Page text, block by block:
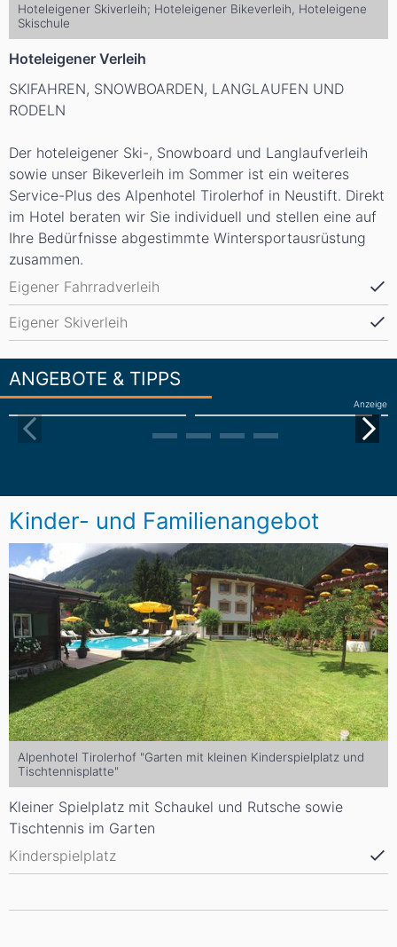
Hoteleigener Skiverleih; Hoteleigener Bikeverleih, Hoteleigene
Skischule
Hoteleigener Verleih
SKIFAHREN, SNOWBOARDEN, LANGLAUFEN UND
RODELN
Der hoteleigener Ski-, Snowboard und Langlaufverleih
sowie unser Bikeverleih im Sommer ist ein weiteres
Service-Plus des Alpenhotel Tirolerhof in Neustift. Direkt
im Hotel beraten wir Sie individuell und stellen eine auf
Ihre Bedürfnisse abgestimmte Wintersportausrüstung
zusammen.
Eigener Fahrradverleih
Eigener Skiverleih
ANGEBOTE & TIPPS
Anzeige
Kinder- und Familienangebot
Alpenhotel Tirolerhof "Garten mit kleinen Kinderspielplatz und
Tischtennisplatte"
Kleiner Spielplatz mit Schaukel und Rutsche sowie
Tischtennis im Garten
Kinderspielplatz